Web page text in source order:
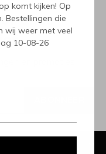
komt kijken! Op
Bestellingen die
weer met veel
10-08-26
onze
en promoties